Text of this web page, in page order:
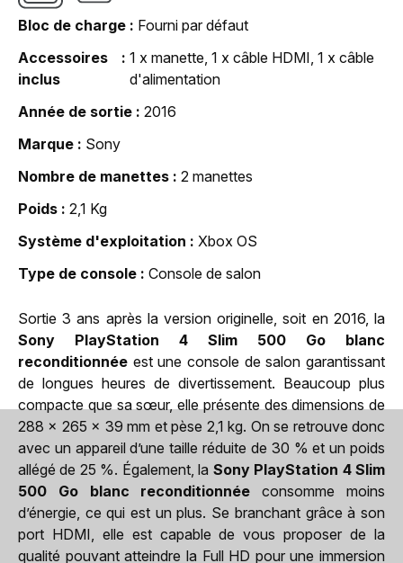
Bloc de charge
Fourni par défaut
Accessoires
inclus
1 x manette, 1 x câble HDMI, 1 x câble
d'alimentation
Année de sortie
2016
Marque
Sony
Nombre de manettes
2 manettes
Poids
2,1 Kg
Système d'exploitation
Xbox OS
Type de console
Console de salon
Sortie 3 ans après la version originelle, soit en 2016, la
Sony PlayStation 4 Slim 500 Go blanc
reconditionnée est une console de salon garantissant
de longues heures de divertissement. Beaucoup plus
compacte que sa sœur, elle présente des dimensions de
288 x 265 x 39 mm et pèse 2,1 kg. On se retrouve donc
avec un appareil d’une taille réduite de 30 % et un poids
allégé de 25 %. Également, la Sony PlayStation 4 Slim
500 Go blanc reconditionnée consomme moins
d’énergie, ce qui est un plus. Se branchant grâce à son
port HDMI, elle est capable de vous proposer de la
qualité pouvant atteindre la Full HD pour une immersion